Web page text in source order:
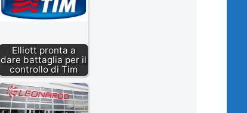
Elliott pronta a
dare battaglia per il
controllo di Tim